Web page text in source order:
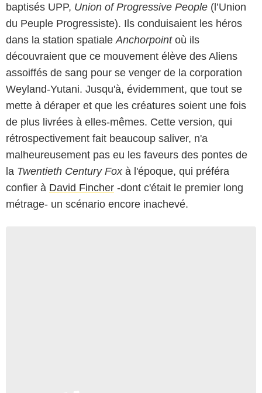
baptisés UPP, Union of Progressive People (l’Union
du Peuple Progressiste). Ils conduisaient les héros
dans la station spatiale Anchorpointoù ils
découvraient que ce mouvement élève des Aliens
assoiffés de sang pour se venger de la corporation
Weyland-Yutani. Jusqu'à, évidemment, que tout se
mette à déraper et que les créatures soient une fois
de plus livrées à elles-mêmes. Cette version, qui
rétrospectivement fait beaucoup saliver, n'a
malheureusement pas eu les faveurs des pontes de
la Twentieth Century Foxà l'époque, qui préféra
confier à David Fincher -dont c'était le premier long
métrage- un scénario encore inachevé.